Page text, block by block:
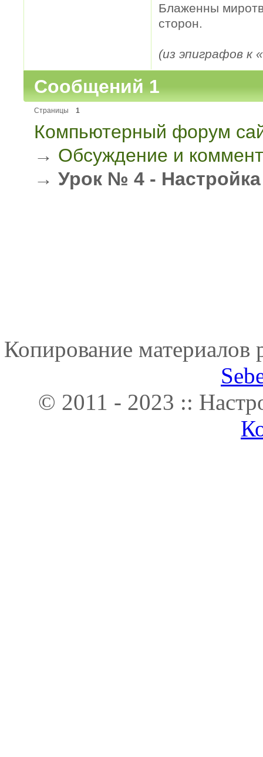
Блаженны
сторон.
(из эпиграфов к
Сообщений 1
Страницы 1
Компьютерный форум
→ Обсуждение и
→Урок № 4 -
Копирование материалов
© 2011 - 2023 ::